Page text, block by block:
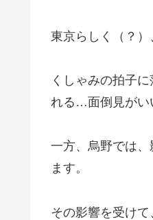
東京らしく（？
くしゃみの拍子
れる…面倒見がい
一方、烏野では
ます。
その影響を受け